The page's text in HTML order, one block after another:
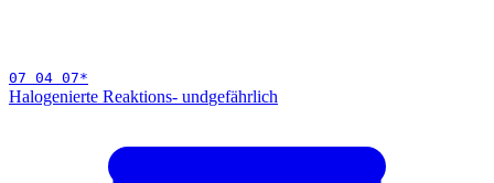
07 04 07*
Halogenierte Reaktions- undgefährlich